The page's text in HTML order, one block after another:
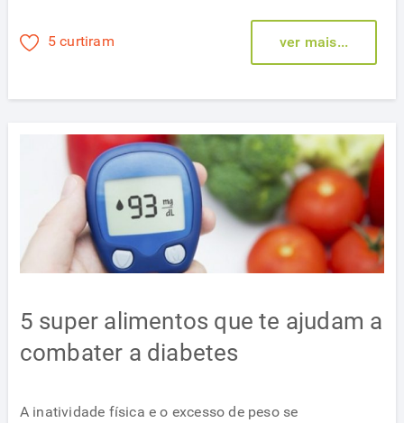
5 curtiram ver mais...
5 super alimentos que te ajudam a
combater a diabetes
A inatividade física e o excesso de peso se